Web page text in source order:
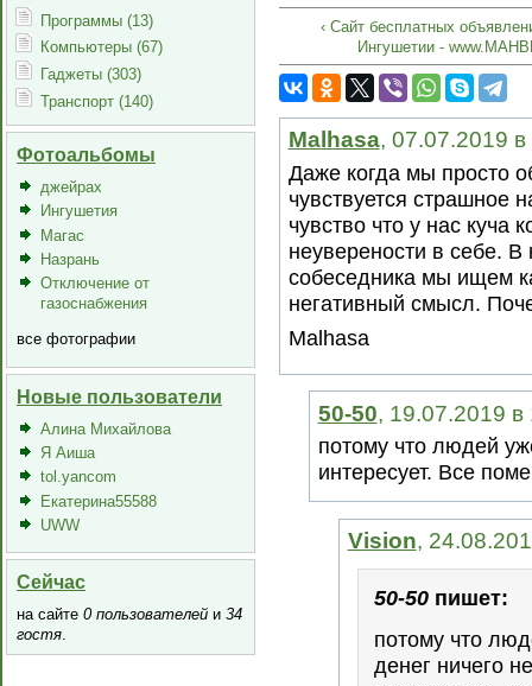
Программы (13)
Компьютеры (67)
Гаджеты (303)
Транспорт (140)
Фотоальбомы
джейрах
Ингушетия
Магас
Назрань
Отключение от
газоснабжения
все фотографии
Новые пользователи
Алина Михайлова
Я Аиша
tol.yancom
Екатерина55588
UWW
Сейчас
на сайте 0 пользователей и 34
гостя.
‹ Сайт бесплатных
Ингушетии -
Malhasa, 07.07.2019
Даже когда мы просто
чувствуется страшное
чувство что у нас куча
неуверености в себе.
собеседника мы ищем
негативный смысл.
Malhasa
50-50, 19.07.2019 в
потому что людей
интересует. Все
Vision,
50-50пишет:
потому что
денег ничего